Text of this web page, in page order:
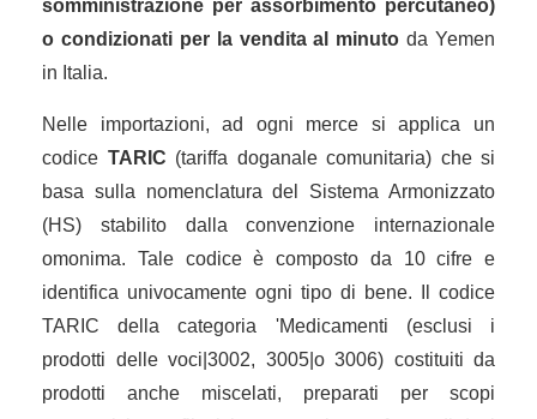
somministrazione per assorbimento percutaneo)
o condizionati per la vendita al minuto da Yemen
in Italia.
Nelle importazioni, ad ogni merce si applica un
codice TARIC (tariffa doganale comunitaria) che si
basa sulla nomenclatura del Sistema Armonizzato
(HS) stabilito dalla convenzione internazionale
omonima. Tale codice è composto da 10 cifre e
identifica univocamente ogni tipo di bene. Il codice
TARIC della categoria 'Medicamenti (esclusi i
prodotti delle voci|3002, 3005|o 3006) costituiti da
prodotti anche miscelati, preparati per scopi